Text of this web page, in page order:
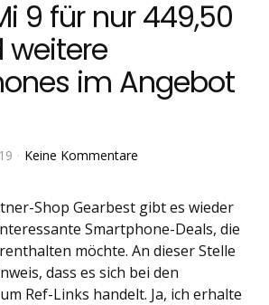
9 für nur 449,50
weitere
im Angebot
Keine Kommentare
Shop Gearbest gibt es wieder
Smartphone-Deals, die
möchte. An dieser Stelle
dass es sich bei den
Ref-Links handelt. Ja, ich erhalte